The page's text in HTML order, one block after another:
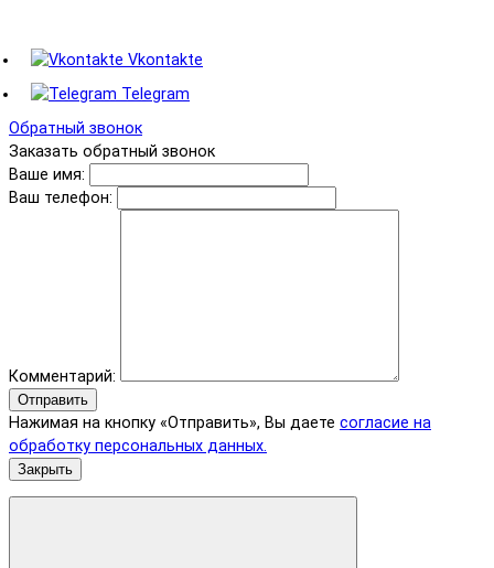
Vkontakte
Telegram
Обратный звонок
Заказать обратный звонок
Ваше имя:
Ваш телефон:
Комментарий:
Отправить
Нажимая на кнопку «Отправить», Вы даете согласие на
обработку персональных данных.
Закрыть